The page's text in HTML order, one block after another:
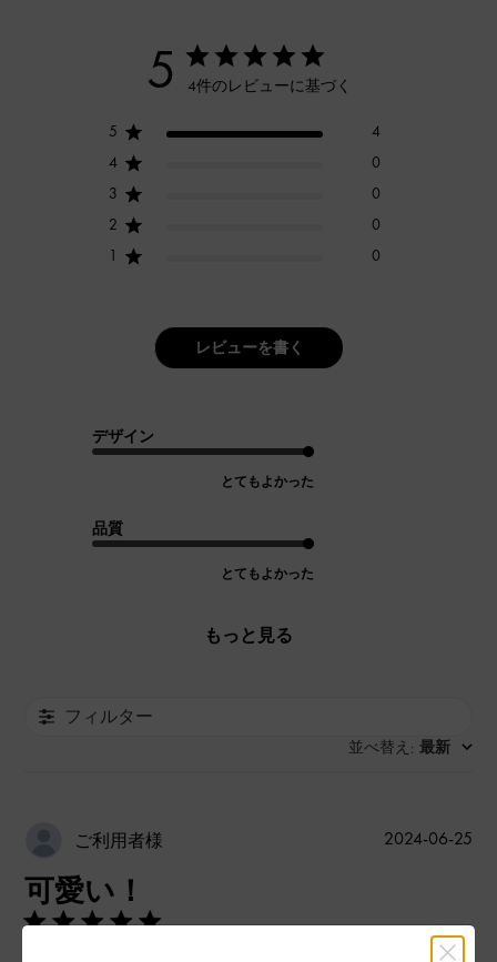
5 4件のレビューに基づく
5
4
4
0
3
0
2
0
1
0
レビューを書く
デザイン
とてもよかった
品質
とてもよかった
もっと見る
フィルター
並べ替え : 最新
ご利用者様
可愛い！
公
2024-06-25